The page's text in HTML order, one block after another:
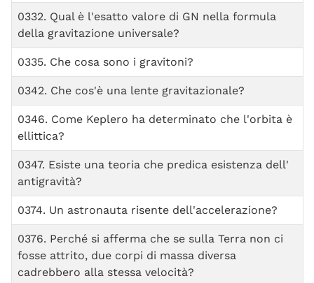
0332. Qual è l'esatto valore di GN nella formula
della gravitazione universale?
0335. Che cosa sono i gravitoni?
0342. Che cos'è una lente gravitazionale?
0346. Come Keplero ha determinato che l'orbita è
ellittica?
0347. Esiste una teoria che predica esistenza dell'
antigravità?
0374. Un astronauta risente dell'accelerazione?
0376. Perché si afferma che se sulla Terra non ci
fosse attrito, due corpi di massa diversa
cadrebbero alla stessa velocità?